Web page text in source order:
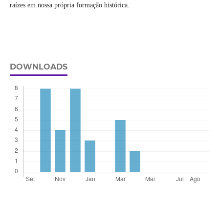
raízes em nossa própria formação histórica.
DOWNLOADS